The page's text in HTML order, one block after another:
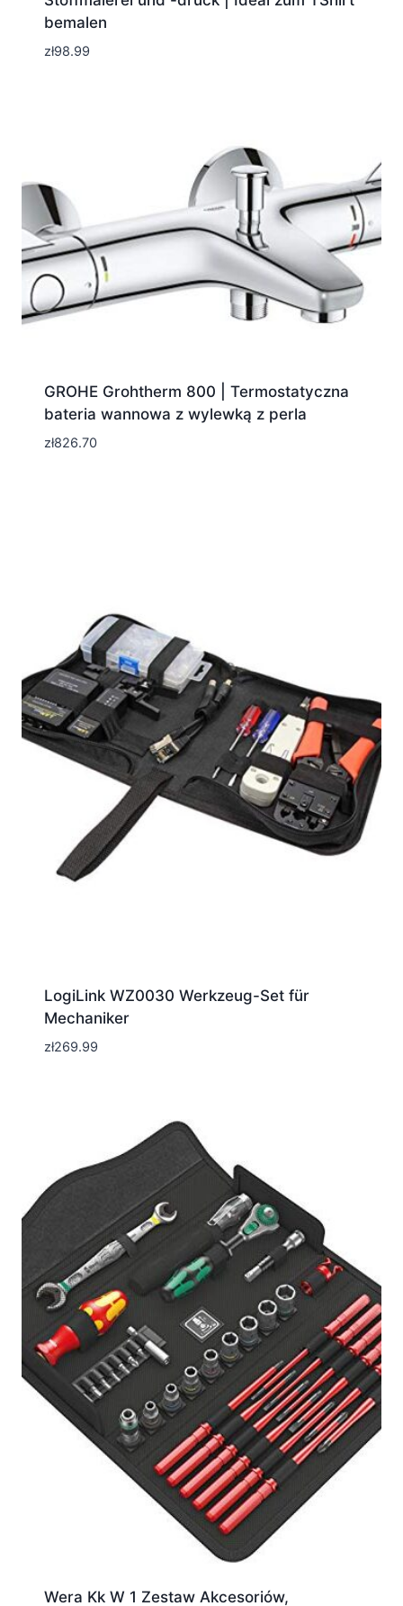
bemalen
zł98.99
GROHE Grohtherm 800 | Termostatyczna
bateria wannowa z wylewką z perla
zł826.70
LogiLink WZ0030 Werkzeug-Set für
Mechaniker
zł269.99
Wera Kk W 1 Zestaw Akcesoriów,